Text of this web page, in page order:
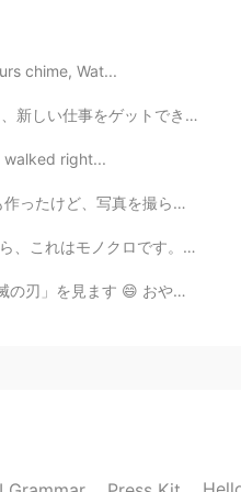
2021.01.27 16:33
chime, Wat...
！1ヶ月以上待たせて、毎日毎日ドキドキして...
right...
、よかったら、連絡してね！英語でも大丈夫〜
ん。 本当に楽しかったです。姫様のような...
행복해요! 이제 침대에서 "Demon Sla...